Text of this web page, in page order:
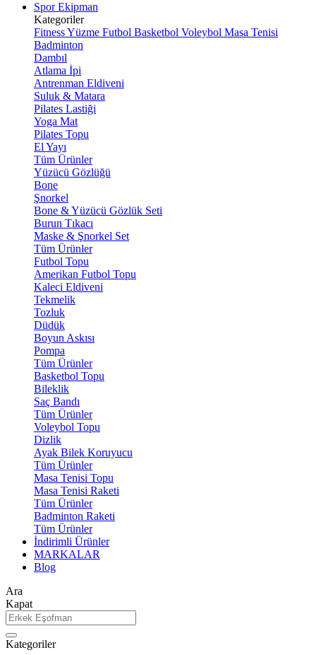
Spor Ekipman
Kategoriler
FitnessYüzme Futbol Basketbol Voleybol Masa Tenisi
Badminton
Dambıl
Atlama İpi
Antrenman Eldiveni
Suluk & Matara
Pilates Lastiği
Yoga Mat
Pilates Topu
El Yayı
Tüm Ürünler
Yüzücü Gözlüğü
Bone
Şnorkel
Bone & Yüzücü Gözlük Seti
Burun Tıkacı
Maske & Şnorkel Set
Tüm Ürünler
Futbol Topu
Amerikan Futbol Topu
Kaleci Eldiveni
Tekmelik
Tozluk
Düdük
Boyun Askısı
Pompa
Tüm Ürünler
Basketbol Topu
Bileklik
Saç Bandı
Tüm Ürünler
Voleybol Topu
Dizlik
Ayak Bilek Koruyucu
Tüm Ürünler
Masa Tenisi Topu
Masa Tenisi Raketi
Tüm Ürünler
Badminton Raketi
Tüm Ürünler
İndirimli Ürünler
MARKALAR
Blog
Ara
Kapat
Kategoriler